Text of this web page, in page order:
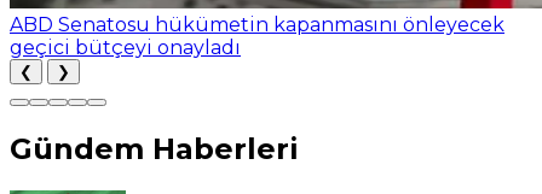
ABD Senatosu hükümetin kapanmasını önleyecek
geçici bütçeyi onayladı
❮ ❯
Gündem Haberleri